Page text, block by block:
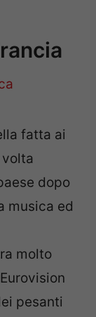
fatta ai
dopo
musica ed
molto
pesanti